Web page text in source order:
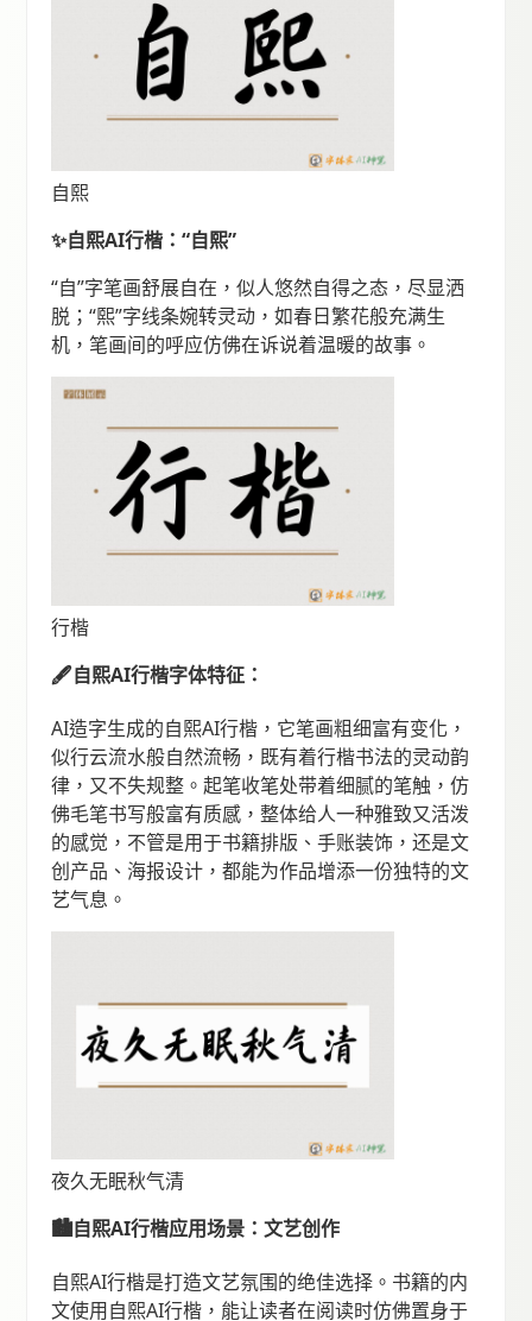
自熙
✨自熙AI行楷：“自熙”
“自”字笔画舒展自在，似人悠然自得之态，尽显洒
脱；“熙”字线条婉转灵动，如春日繁花般充满生
机，笔画间的呼应仿佛在诉说着温暖的故事。
行楷
🖋️自熙AI行楷字体特征：
AI造字生成的自熙AI行楷，它笔画粗细富有变化，
似行云流水般自然流畅，既有着行楷书法的灵动韵
律，又不失规整。起笔收笔处带着细腻的笔触，仿
佛毛笔书写般富有质感，整体给人一种雅致又活泼
的感觉，不管是用于书籍排版、手账装饰，还是文
创产品、海报设计，都能为作品增添一份独特的文
艺气息。
夜久无眠秋气清
🏙️自熙AI行楷应用场景：文艺创作
自熙AI行楷是打造文艺氛围的绝佳选择。书籍的内
文使用自熙AI行楷，能让读者在阅读时仿佛置身于